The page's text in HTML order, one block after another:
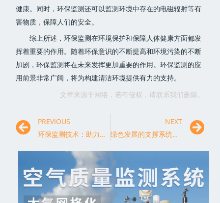
健康。同时，环保监测还可以监测环境中存在的电磁辐射等有
害物质，保障人们的安全。
综上所述，环保监测在环境保护和保障人体健康方面都发
挥着重要的作用。随着环保意识的不断提高和环境污染的不断
加剧，环保监测将在未来发挥更加重要的作用。环保监测的应
用前景非常广阔，将为构建清洁环境提供有力的支持。
文章来源于网络，若有侵权，请联系我们删除。
PREVIOUS
环保监测技术：助力生态文明建设的利器
NEXT
绿色发展的支撑系统：环保监测的优势分析